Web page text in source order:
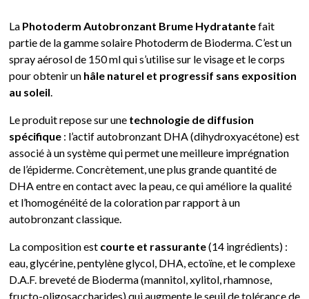
La Photoderm Autobronzant Brume Hydratantefait
partie de la gamme solaire Photoderm de Bioderma. C’est un
spray aérosol de 150 ml qui s’utilise sur le visage et le corps
pour obtenir un hâle naturel et progressif sans exposition
au soleil.
Le produit repose sur une technologie de diffusion
spécifique : l’actif autobronzant DHA (dihydroxyacétone) est
associé à un système qui permet une meilleure imprégnation
de l’épiderme. Concrètement, une plus grande quantité de
DHA entre en contact avec la peau, ce qui améliore la qualité
et l’homogénéité de la coloration par rapport à un
autobronzant classique.
La composition est courte et rassurante(14 ingrédients) :
eau, glycérine, pentylène glycol, DHA, ectoïne, et le complexe
D.A.F. breveté de Bioderma (mannitol, xylitol, rhamnose,
fructo-oligosaccharides) qui augmente le seuil de tolérance de